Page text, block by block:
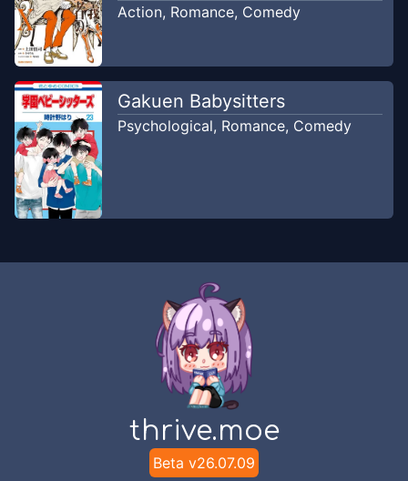
Action, Romance, Comedy
Gakuen Babysitters
Psychological, Romance, Comedy
thrive.moe
Beta v26.07.09